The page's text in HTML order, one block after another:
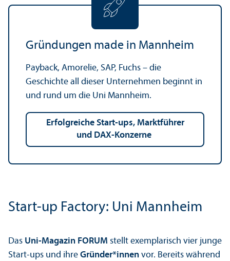
Gründungen made in Mannheim
Payback, Amorelie, SAP, Fuchs – die
Geschichte all dieser Unter­nehmen beginnt in
und rund um die Uni Mannheim.
Erfolgreiche Start-ups, Markt­führer
und DAX-Konzerne
Start-up Factory: Uni Mannheim
Das Uni-Magazin FORUM stellt exemplarisch vier junge
Start-ups und ihre Gründer*innen vor. Bereits während